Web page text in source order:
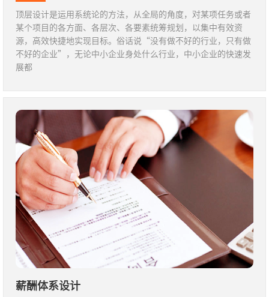
顶层设计是运用系统论的方法，从全局的角度，对某项任务或者
某个项目的各方面、各层次、各要素统筹规划，以集中有效资
源，高效快捷地实现目标。俗话说“没有做不好的行业，只有做
不好的企业”，无论中小企业身处什么行业，中小企业的快速发
展都
薪酬体系设计